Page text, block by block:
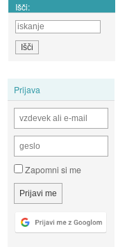
Išči:
Prijava
Zapomni si me